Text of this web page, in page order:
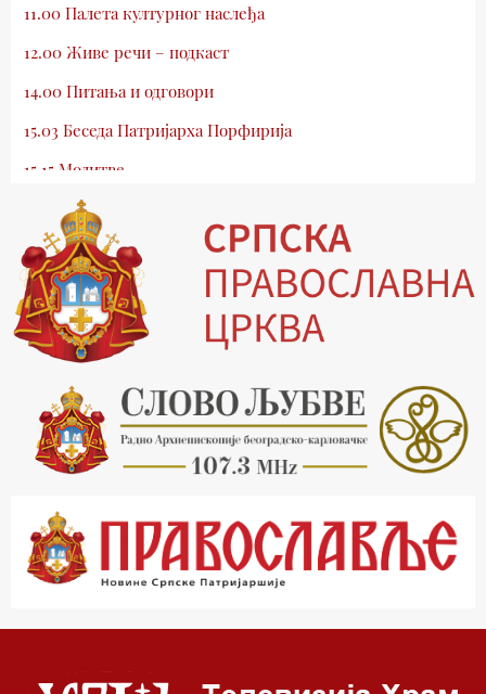
11.00 Палета културног наслеђа
12.00 Живе речи – подкаст
14.00 Питања и одговори
15.03 Беседа Патријарха Порфирија
15.15 Молитве
15.30 Млади у Цркви
16.03 Српски јерарси
16.30 Хроника Архиепископије
17.03 Фолклор магазин
17.30 Тврђаве Дунава
18.03 Кроз историју Београда
18.30 Врлинослов
19.40 Вечерње молитве
20.00 Вести из Цркве
20.15 Реч Архијереја